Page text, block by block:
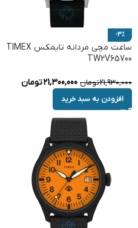
-3%
ساعت مچی مردانه تایمکس TIMEX
TW2V65700
21,930,000تومان 21,300,000تومان
افزودن به سبد خرید